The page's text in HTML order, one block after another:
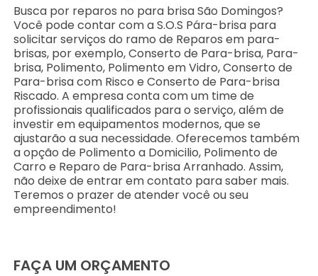
Busca por reparos no para brisa São Domingos?
Você pode contar com a S.O.S Pára-brisa para
solicitar serviços do ramo de Reparos em para-
brisas, por exemplo, Conserto de Para-brisa, Para-
brisa, Polimento, Polimento em Vidro, Conserto de
Para-brisa com Risco e Conserto de Para-brisa
Riscado. A empresa conta com um time de
profissionais qualificados para o serviço, além de
investir em equipamentos modernos, que se
ajustarão a sua necessidade. Oferecemos também
a opção de Polimento a Domicilio, Polimento de
Carro e Reparo de Para-brisa Arranhado. Assim,
não deixe de entrar em contato para saber mais.
Teremos o prazer de atender você ou seu
empreendimento!
FAÇA UM ORÇAMENTO